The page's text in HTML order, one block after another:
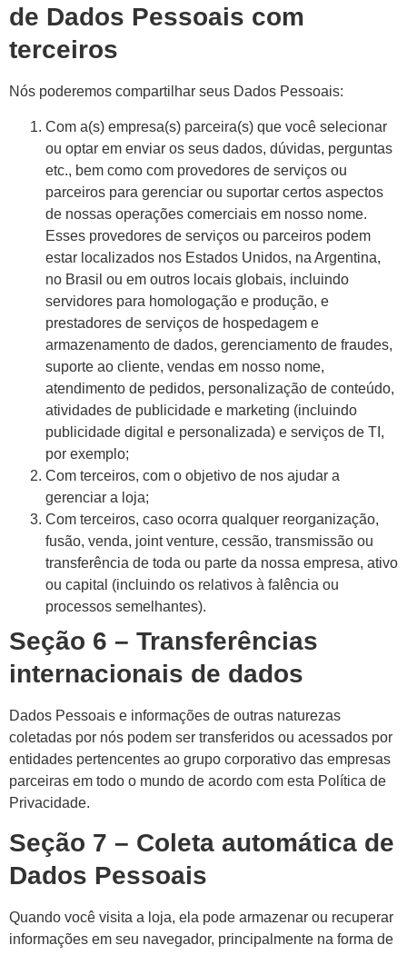
de Dados Pessoais com
terceiros
Nós poderemos compartilhar seus Dados Pessoais:
Com a(s) empresa(s) parceira(s) que você selecionar
ou optar em enviar os seus dados, dúvidas, perguntas
etc., bem como com provedores de serviços ou
parceiros para gerenciar ou suportar certos aspectos
de nossas operações comerciais em nosso nome.
Esses provedores de serviços ou parceiros podem
estar localizados nos Estados Unidos, na Argentina,
no Brasil ou em outros locais globais, incluindo
servidores para homologação e produção, e
prestadores de serviços de hospedagem e
armazenamento de dados, gerenciamento de fraudes,
suporte ao cliente, vendas em nosso nome,
atendimento de pedidos, personalização de conteúdo,
atividades de publicidade e marketing (incluindo
publicidade digital e personalizada) e serviços de TI,
por exemplo;
Com terceiros, com o objetivo de nos ajudar a
gerenciar a loja;
Com terceiros, caso ocorra qualquer reorganização,
fusão, venda, joint venture, cessão, transmissão ou
transferência de toda ou parte da nossa empresa, ativo
ou capital (incluindo os relativos à falência ou
processos semelhantes).
Seção 6 – Transferências
internacionais de dados
Dados Pessoais e informações de outras naturezas
coletadas por nós podem ser transferidos ou acessados por
entidades pertencentes ao grupo corporativo das empresas
parceiras em todo o mundo de acordo com esta Política de
Privacidade.
Seção 7 – Coleta automática de
Dados Pessoais
Quando você visita a loja, ela pode armazenar ou recuperar
informações em seu navegador, principalmente na forma de